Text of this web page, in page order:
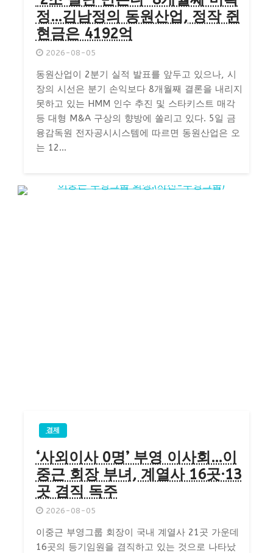
정…김남정의 동원산업, 정작 쥔
현금은 4192억
2026-08-05
동원산업이 2분기 실적 발표를 앞두고 있으나, 시
장의 시선은 분기 손익보다 8개월째 결론을 내리지
못하고 있는 HMM 인수 추진 및 스타키스트 매각
등 대형 M&A 구상의 향방에 쏠리고 있다. 5일 금
융감독원 전자공시시스템에 따르면 동원산업은 오
는 12...
경제
‘사외이사 0명’ 부영 이사회…이
중근 회장 부녀, 계열사 16곳·13
곳 겸직 독주
2026-08-05
이중근 부영그룹 회장이 국내 계열사 21곳 가운데
16곳의 등기임원을 겸직하고 있는 것으로 나타났